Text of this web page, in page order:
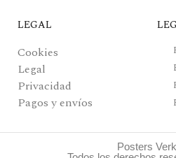
LEGAL
Cookies
Legal
Privacidad
Pagos y envíos
Posters